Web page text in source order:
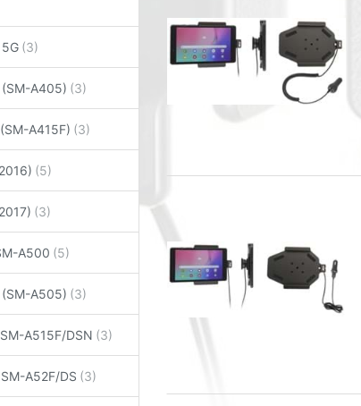
A405)
A415F)
A500
A505)
A515F/DSN
A52F/DS